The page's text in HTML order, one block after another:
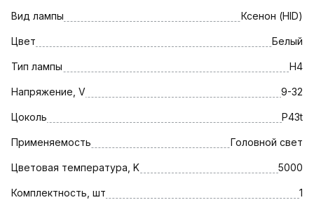
Вид лампы Ксенон (HID)
Цвет Белый
Тип лампы H4
Напряжение, V 9-32
Цоколь P43t
Применяемость Головной свет
Цветовая температура, K 5000
Комплектность, шт 1